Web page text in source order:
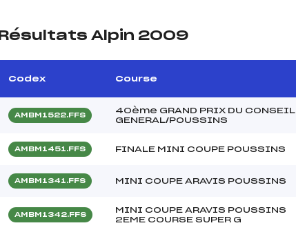
Résultats Alpin 2009
Codex Course
AMBM1522.FFS
40ème GRAND PRIX DU CONSEIL
GENERAL/POUSSINS
AMBM1451.FFS FINALE MINI COUPE POUSSINS
AMBM1341.FFS MINI COUPE ARAVIS POUSSINS
AMBM1342.FFS
MINI COUPE ARAVIS POUSSINS
2EME COURSE SUPER G